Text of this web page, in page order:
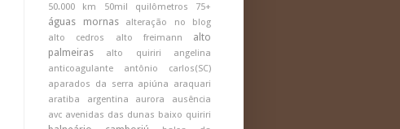
50.000 km 50mil quilômetros 75+
águas mornas
alteração no blog
alto cedros
alto freimann
alto
palmeiras
alto quiriri
angelina
anticoagulante
antônio carlos(SC)
aparados da serra apiúna
araquari
aratiba
argentina aurora
ausência
avc avenidas das dunas baixo quiriri